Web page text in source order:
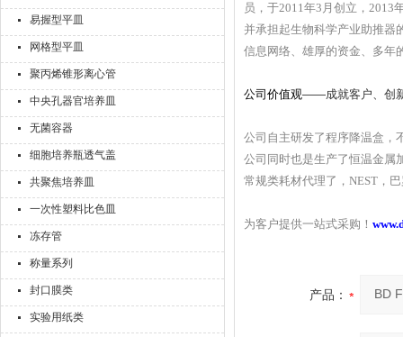
易握型平皿
网格型平皿
聚丙烯锥形离心管
中央孔器官培养皿
无菌容器
细胞培养瓶透气盖
共聚焦培养皿
一次性塑料比色皿
冻存管
称量系列
封口膜类
实验用纸类
员，于2011年3月创立，2013
并承担起生物科学产业助推器
信息网络、雄厚的资金、多年
公司价值观——成就客户、创
公司自主研发了程序降温盒，
公司同时也是生产了恒温金属
常规类耗材代理了，NEST，
为客户提供一站式采购！
产品：